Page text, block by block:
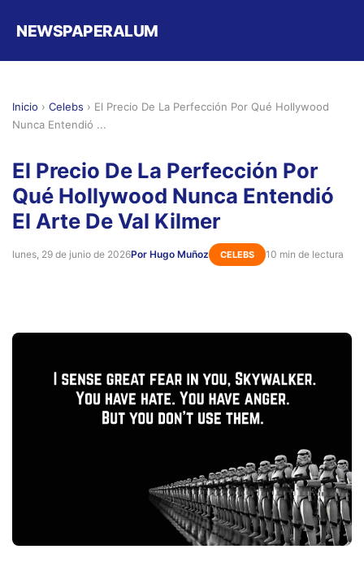
NEWSPAPERALUM
Inicio › Celebs › El Precio De La Perfección Por Qué Hollywood
Nunca Entendió ...
El Precio De La Perfección Por
Qué Hollywood Nunca Entendió
El Arte De Val Kilmer
lunes, 29 de junio de 2026Por Hugo Muñoz CELEBS 10 min de lectura